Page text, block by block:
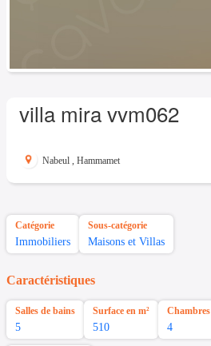
villa mira vvm062
Nabeul , Hammamet
Catégorie
Immobiliers
Sous-catégorie
Maisons et Villas
Caractéristiques
Salles de bains
5
Surface en m²
510
Chambres
4